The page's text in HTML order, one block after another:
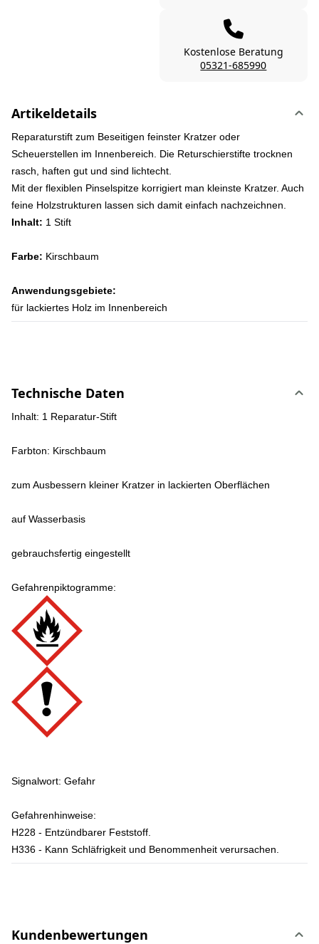
Kostenlose Beratung
05321-685990
Artikeldetails
Reparaturstift zum Beseitigen feinster Kratzer oder
Scheuerstellen im Innenbereich. Die Returschierstifte trocknen
rasch, haften gut und sind lichtecht.
Mit der flexiblen Pinselspitze korrigiert man kleinste Kratzer. Auch
feine Holzstrukturen lassen sich damit einfach nachzeichnen.
Inhalt: 1 Stift
Farbe: Kirschbaum
Anwendungsgebiete:
für lackiertes Holz im Innenbereich
Technische Daten
Inhalt: 1 Reparatur-Stift
Farbton: Kirschbaum
zum Ausbessern kleiner Kratzer in lackierten Oberflächen
auf Wasserbasis
gebrauchsfertig eingestellt
Gefahrenpiktogramme:
Signalwort: Gefahr
Gefahrenhinweise:
H228 - Entzündbarer Feststoff.
H336 - Kann Schläfrigkeit und Benommenheit verursachen.
Kundenbewertungen